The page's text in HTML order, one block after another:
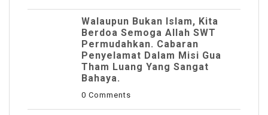
Walaupun Bukan Islam, Kita
Berdoa Semoga Allah SWT
Permudahkan. Cabaran
Penyelamat Dalam Misi Gua
Tham Luang Yang Sangat
Bahaya.
0 Comments